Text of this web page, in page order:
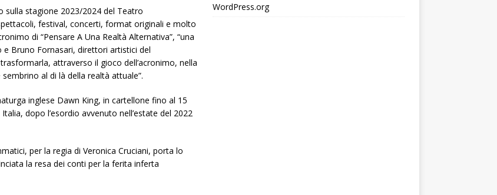
sulla stagione 2023/2024 del Teatro
festival, concerti, format originali e molto
di “Pensare A Una Realtà Alternativa”, “una
Bruno Fornasari, direttori artistici del
attraverso il gioco dell’acronimo, nella
al di là della realtà attuale”.
inglese Dawn King, in cartellone fino al 15
dopo l’esordio avvenuto nell’estate del 2022
per la regia di Veronica Cruciani, porta lo
la resa dei conti per la ferita inferta
WordPress.org